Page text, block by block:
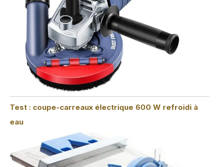
Test : coupe-carreaux électrique 600 W refroidi à
eau